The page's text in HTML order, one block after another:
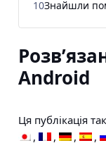
Android
Ця публікація
10Знайшли